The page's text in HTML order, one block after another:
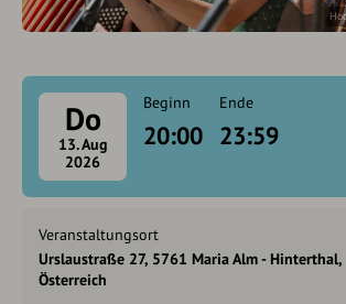
Do
13. Aug
2026
Beginn
20:00
Ende
23:59
Veranstaltungsort
Urslaustraße 27, 5761 Maria Alm - Hinterthal,
Österreich